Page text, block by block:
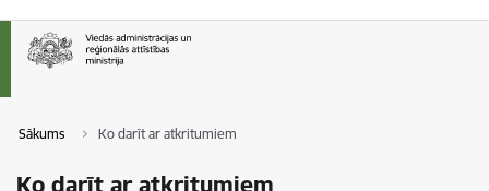
Sākums Ko darīt ar atkritumiem
Ko darīt ar atkritumiem